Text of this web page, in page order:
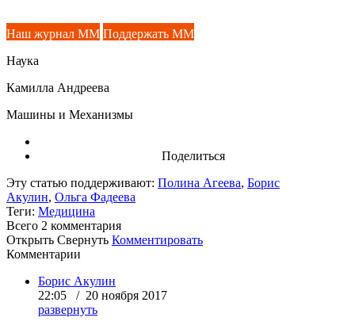
Наш журнал ММ Поддержать ММ
Наука
Камилла Андреева
Машины и Механизмы
Поделиться
Эту статью поддерживают: Полина Агеева, Борис
Акулин, Ольга Фадеева
Теги: Медицина
Всего 2 комментария
Открыть Свернуть Комментировать
Комментарии
Борис Акулин
22:05 / 20 ноября 2017
развернуть